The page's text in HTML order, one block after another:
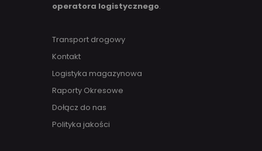
operatora logistycznego.
Transport drogowy
Kontakt
Logistyka magazynowa
Raporty Okresowe
Dołącz do nas
Polityka jakości